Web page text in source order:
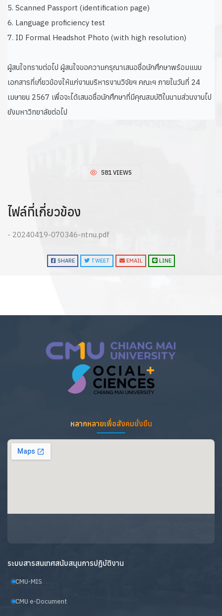
5. Scanned Passport (identification page)
6. Language proficiency test
7. ID Formal Headshot Photo (with high resolution)
ผู้สนใจทราบต่อไป ผู้สนใจขอความกรุณาเสนอชื่อนักศึกษาพร้อมแนบ
เอกสารที่เกี่ยวข้องให้แก่งานบริหารงานวิจัยฯ คณะฯ ภายในวันที่ 24
เมษายน 2567 เพื่อจะได้เสนอชื่อนักศึกษาที่มีคุณสมบัติในนามส่วนงานไป
ยังมหาวิทยาลัยต่อไป
581 VIEWS
ไฟล์ที่เกี่ยวข้อง
- 20240419-070346-ntnu.pdf
SHARE TWEET EMAIL LINE
หลากหลายเพื่อสังคมยั่งยืน
ระบบสารสนเทศสนับสนุนการปฏิบัติงาน
CMU-MIS
CMU e-Document